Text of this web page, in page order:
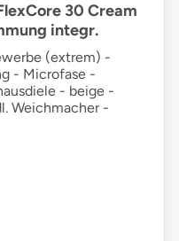
30 Cream
integr.
(extrem) -
- Microfase -
- beige -
Weichmacher -